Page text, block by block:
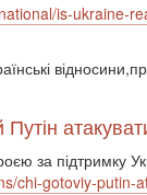
is-ukraine-
за підтримку
chi-gotoviy-putin-